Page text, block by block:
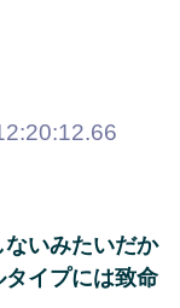
いみたいだか
イプには致命